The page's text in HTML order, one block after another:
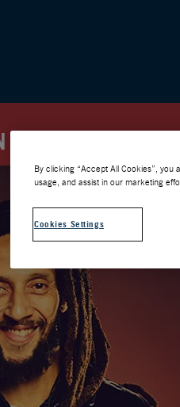
By clicking “Accept All Cookies”, you
usage, and assist in our marketing
Cookies Settings